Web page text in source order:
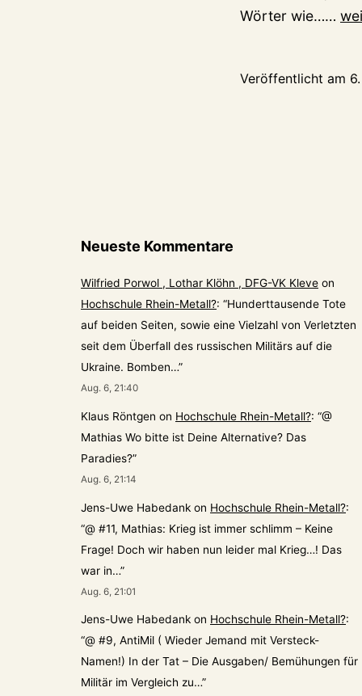
Wörter wie…… Die
Veröffentlicht am
Neueste Kommentare
Wilfried Porwol , Lothar Klöhn , DFG-VK Kleve on
Hochschule Rhein-Metall?: “Hunderttausende Tote
auf beiden Seiten, sowie eine Vielzahl von Verletzten
seit dem Überfall des russischen Militärs auf die
Ukraine. Bomben…”
Aug. 6, 21:40
Klaus Röntgen on Hochschule Rhein-Metall?: “@
Mathias Wo bitte ist Deine Alternative? Das
Paradies?”
Aug. 6, 21:14
Jens-Uwe Habedank on Hochschule Rhein-Metall?:
“@ #11, Mathias: Krieg ist immer schlimm – Keine
Frage! Doch wir haben nun leider mal Krieg…! Das
war in…”
Aug. 6, 21:01
Jens-Uwe Habedank on Hochschule Rhein-Metall?:
“@ #9, AntiMil ( Wieder Jemand mit Versteck-
Namen!) In der Tat – Die Ausgaben/ Bemühungen für
Militär im Vergleich zu…”